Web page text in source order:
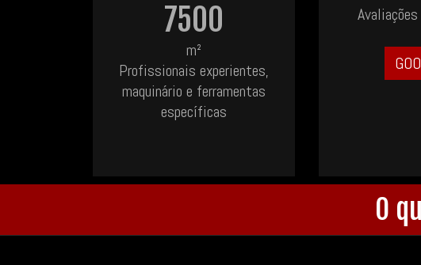
7500
m²
Profissionais experientes,
maquinário e ferramentas
específicas
O